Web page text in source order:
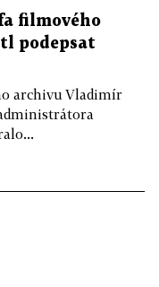
filmového
podepsat
archivu Vladimír